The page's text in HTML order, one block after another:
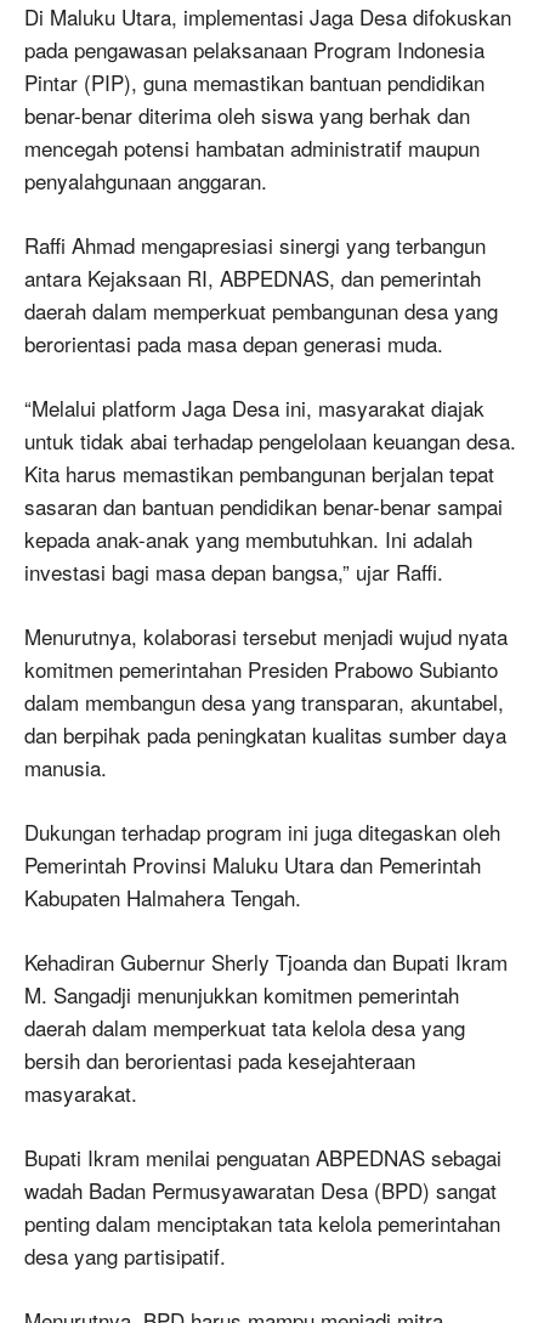
Di Maluku Utara, implementasi Jaga Desa difokuskan
pada pengawasan pelaksanaan Program Indonesia
Pintar (PIP), guna memastikan bantuan pendidikan
benar-benar diterima oleh siswa yang berhak dan
mencegah potensi hambatan administratif maupun
penyalahgunaan anggaran.
Raffi Ahmad mengapresiasi sinergi yang terbangun
antara Kejaksaan RI, ABPEDNAS, dan pemerintah
daerah dalam memperkuat pembangunan desa yang
berorientasi pada masa depan generasi muda.
“Melalui platform Jaga Desa ini, masyarakat diajak
untuk tidak abai terhadap pengelolaan keuangan desa.
Kita harus memastikan pembangunan berjalan tepat
sasaran dan bantuan pendidikan benar-benar sampai
kepada anak-anak yang membutuhkan. Ini adalah
investasi bagi masa depan bangsa,” ujar Raffi.
Menurutnya, kolaborasi tersebut menjadi wujud nyata
komitmen pemerintahan Presiden Prabowo Subianto
dalam membangun desa yang transparan, akuntabel,
dan berpihak pada peningkatan kualitas sumber daya
manusia.
Dukungan terhadap program ini juga ditegaskan oleh
Pemerintah Provinsi Maluku Utara dan Pemerintah
Kabupaten Halmahera Tengah.
Kehadiran Gubernur Sherly Tjoanda dan Bupati Ikram
M. Sangadji menunjukkan komitmen pemerintah
daerah dalam memperkuat tata kelola desa yang
bersih dan berorientasi pada kesejahteraan
masyarakat.
Bupati Ikram menilai penguatan ABPEDNAS sebagai
wadah Badan Permusyawaratan Desa (BPD) sangat
penting dalam menciptakan tata kelola pemerintahan
desa yang partisipatif.